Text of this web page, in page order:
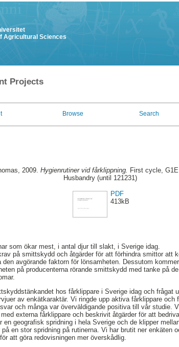
Agricultural Sciences
Projects
Browse Search
, 2009. Hygienrutiner vid fårklippning. First cycle,
Husbandry (until 121231)
PDF
413kB
som ökar mest, i antal djur till slakt, i Sverige idag.
på smittskydd och åtgärder för att förhindra smittor att
avgörande faktorn för lönsamheten. Dessutom
på producenterna rörande smittskydd med tanke på
hos fårklippare i Sverige idag och frågat
av enkätkaraktär. Vi ringde upp aktiva fårklippare och
och många var överväldigande positiva till vår studie.
externa fårklippare och beskrivit åtgärder för att
geografisk spridning i hela Sverige och de klipper
en stor spridning på rutinerna. Vi har brutit ner enkäten
att göra redovisningen mer överskådlig.